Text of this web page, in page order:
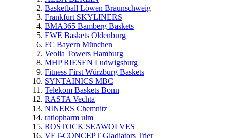
Basketball Löwen Braunschweig
Frankfurt SKYLINERS
BMA365 Bamberg Baskets
EWE Baskets Oldenburg
FC Bayern München
Veolia Towers Hamburg
MHP RIESEN Ludwigsburg
Fitness First Würzburg Baskets
SYNTAINICS MBC
Telekom Baskets Bonn
RASTA Vechta
NINERS Chemnitz
ratiopharm ulm
ROSTOCK SEAWOLVES
VET-CONCEPT Gladiators Trier